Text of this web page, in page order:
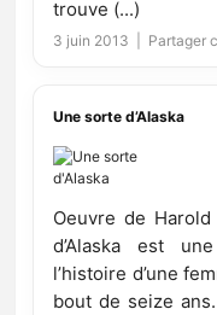
trouve (...)
3 juin 2013 | Partager
Une sorte d’Alaska
Oeuvre de
d’Alaska est
l’histoire d’une
bout de seize